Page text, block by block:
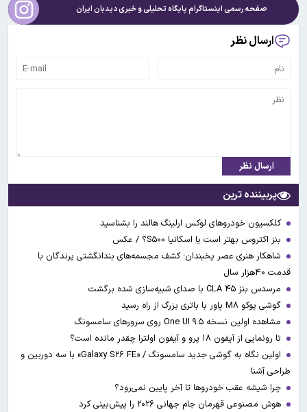
صفحه رسمی اینستاگرام پایگاه تحلیلی و خبریدیدبان ایران
ارسال نظر
ارسال نظر
پربیننده ترین
کلکسیون خودروهای لوکس ارلینگ هالند را بشناسید
بنز اکتروس بهتر است یا اسکانیا S۵۰۰؟ / عکس
شاهکار هنری عصر یخبندان؛ کشف مجسمه‌های بندانگشتی‌ پرندگان با
قدمت ۴۰هزار سال
مرسدس بنز CLA ۴۵ با صدای شبیه‌سازی شده برگشت
گوشی پوکو M۸ پاور با باتری بزرگ از راه رسید
مشاهده اولین نسخه One UI ۹.۵ روی سرورهای سامسونگ
تا رونمایی از آیفون ۱۸ پرو و آیفون اولترا چقدر مانده است؟
اولین نگاه به گوشی جدید سامسونگ / «Galaxy S۲۶ FE» با سه دوربین و
طراحی آشنا
چرا شیشه عقب خودروها تا آخر پایین نمی‌رود؟
هوش مصنوعی قهرمان جام جهانی ۲۰۲۶ را پیش‌بینی کرد